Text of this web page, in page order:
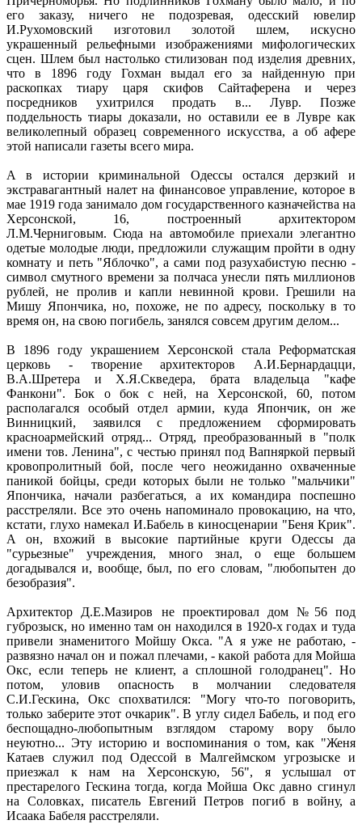
его заказу, ничего не подозревая, одесский ювелир
И.Рухомовский изготовил золотой шлем, искусно
украшенный рельефными изображениями мифологических
сцен. Шлем был настолько стилизован под изделия древних,
что в 1896 году Гохман выдал его за найденную при
раскопках тиару царя скифов Сайтаферена и через
посредников ухитрился продать в... Лувр. Позже
поддельность тиары доказали, но оставили ее в Лувре как
великолепный образец современного искусства, а об афере
этой написали газеты всего мира.
А в истории криминальной Одессы остался дерзкий и
экстравагантный налет на финансовое управление, которое в
мае 1919 года занимало дом государственного казначейства на
Херсонской, 16, построенный архитектором
Л.М.Черниговым. Сюда на автомобиле приехали элегантно
одетые молодые люди, предложили служащим пройти в одну
комнату и петь "Яблочко", а сами под разухабистую песню -
символ смутного времени за полчаса унесли пять миллионов
рублей, не пролив и капли невинной крови. Грешили на
Мишу Япончика, но, похоже, не по адресу, поскольку в то
время он, на свою погибель, занялся совсем другим делом...
В 1896 году украшением Херсонской стала Реформатская
церковь - творение архитекторов А.И.Бернардацци,
В.А.Шретера и Х.Я.Скведера, брата владельца "кафе
Фанкони". Бок о бок с ней, на Херсонской, 60, потом
располагался особый отдел армии, куда Япончик, он же
Винницкий, заявился с предложением сформировать
красноармейский отряд... Отряд, преобразованный в "полк
имени тов. Ленина", с честью принял под Вапняркой первый
кровопролитный бой, после чего неожиданно охваченные
паникой бойцы, среди которых были не только "мальчики"
Япончика, начали разбегаться, а их командира поспешно
расстреляли. Все это очень напоминало провокацию, на что,
кстати, глухо намекал И.Бабель в киносценарии "Беня Крик".
А он, вхожий в высокие партийные круги Одессы да
"сурьезные" учреждения, много знал, о еще большем
догадывался и, вообще, был, по его словам, "любопытен до
безобразия".
Архитектор Д.Е.Мазиров не проектировал дом №56 под
губрозыск, но именно там он находился в 1920-х годах и туда
привели знаменитого Мойшу Окса. "А я уже не работаю, -
развязно начал он и пожал плечами, - какой работа для Мойша
Окс, если теперь не клиент, а сплошной голодранец". Но
потом, уловив опасность в молчании следователя
С.И.Гескина, Окс спохватился: "Могу что-то поговорить,
только заберите этот очкарик". В углу сидел Бабель, и под его
беспощадно-любопытным взглядом старому вору было
неуютно... Эту историю и воспоминания о том, как "Женя
Катаев служил под Одессой в Малгеймском угрозыске и
приезжал к нам на Херсонскую, 56", я услышал от
престарелого Гескина тогда, когда Мойша Окс давно сгинул
на Соловках, писатель Евгений Петров погиб в войну, а
Исаака Бабеля расстреляли.